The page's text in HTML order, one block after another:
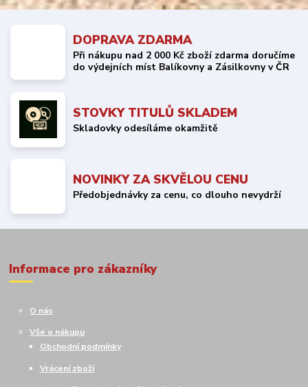
DOPRAVA ZDARMA
Při nákupu nad 2 000 Kč zboží zdarma doručíme
do výdejních míst Balíkovny a Zásilkovny v ČR
STOVKY TITULŮ SKLADEM
Skladovky odesíláme okamžitě
NOVINKY ZA SKVĚLOU CENU
Předobjednávky za cenu, co dlouho nevydrží
Informace pro zákazníky
O nás
Vše o nákupu
Obchodní podmínky
Vrácení zboží